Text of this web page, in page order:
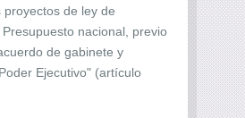
proyectos de ley de
nacional, previo
de gabinete y
Ejecutivo" (artículo